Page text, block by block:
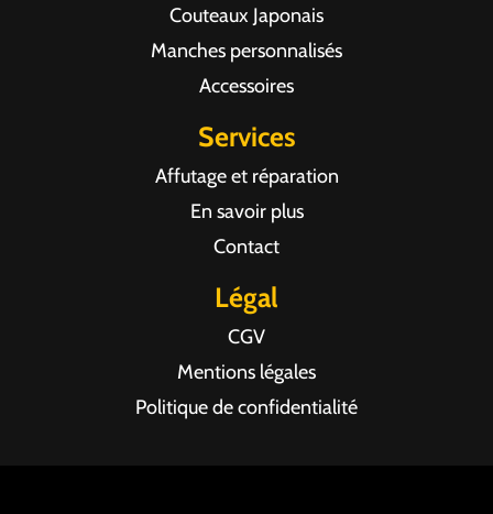
Couteaux Japonais
Manches personnalisés
Accessoires
Services
Affutage et réparation
En savoir plus
Contact
Légal
CGV
Mentions légales
Politique de confidentialité